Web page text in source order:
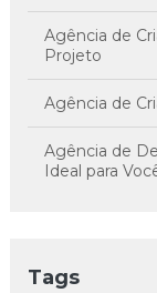
Agência de
Projeto
Agência de
Agência de
Ideal para
interna e
Tags